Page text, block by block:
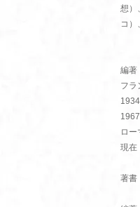
想）
コ）
編著
フラ
ロ
現在
著書